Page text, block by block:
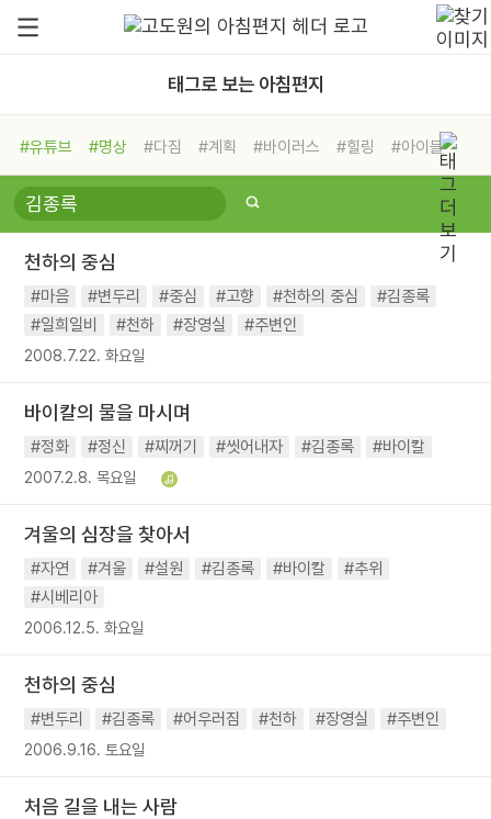
태그로 보는 아침편지
#유튜브 #명상 #다짐 #계획 #바이러스 #힐링
#아이들
#비전캠프
#독서캠프 #삶
#희망
#나눔 #친구 #링컨학교
#독서
#건강
천하의 중심
#마음 #변두리 #중심 #고향 #천하의 중심
#김종록
#일희일비
#천하 #장영실 #주변인
2008.7.22. 화요일
바이칼의 물을 마시며
#정화 #정신 #찌꺼기 #씻어내자 #김종록 #바이칼
2007.2.8. 목요일
겨울의 심장을 찾아서
#자연 #겨울 #설원 #김종록 #바이칼
#추위
#시베리아
2006.12.5. 화요일
천하의 중심
#변두리 #김종록 #어우러짐 #천하 #장영실 #주변인
2006.9.16. 토요일
처음 길을 내는 사람